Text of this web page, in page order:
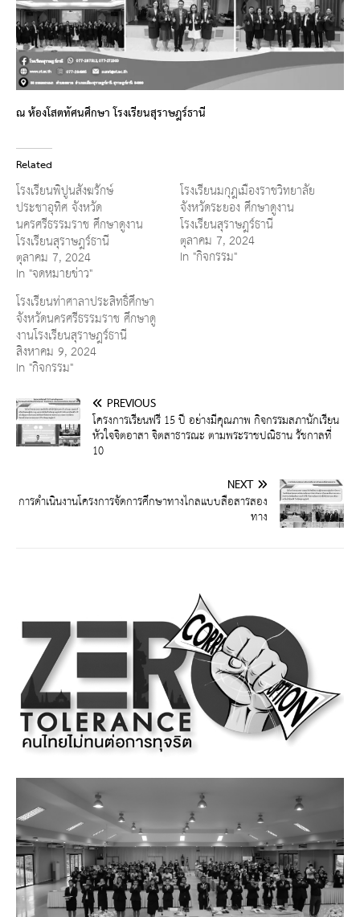
ณ ห้องโสตทัศนศึกษา โรงเรียนสุราษฎร์ธานี
Related
โรงเรียนพิปูนสังฆรักษ์
ประชาอุทิศ จังหวัด
นครศรีธรรมราช ศึกษาดูงาน
โรงเรียนสุราษฎร์ธานี
ตุลาคม 7, 2024
In "จดหมายข่าว"
โรงเรียนมกุฎเมืองราชวิทยาลัย
จังหวัดระยอง ศึกษาดูงาน
โรงเรียนสุราษฎร์ธานี
ตุลาคม 7, 2024
In "กิจกรรม"
โรงเรียนท่าศาลาประสิทธิ์ศึกษา
จังหวัดนครศรีธรรมราช ศึกษาดู
งานโรงเรียนสุราษฎร์ธานี
สิงหาคม 9, 2024
In "กิจกรรม"
PREVIOUS
โครงการเรียนฟรี 15 ปี อย่างมีคุณภาพ กิจกรรมสภานักเรียน
หัวใจจิตอาสา จิตสาธารณะ ตามพระราชปณิธาน รัชกาลที่
10
NEXT
การดำเนินงานโครงการจัดการศึกษาทางไกลแบบสื่อสารสอง
ทาง